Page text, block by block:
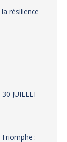
résilience
JUILLET
: